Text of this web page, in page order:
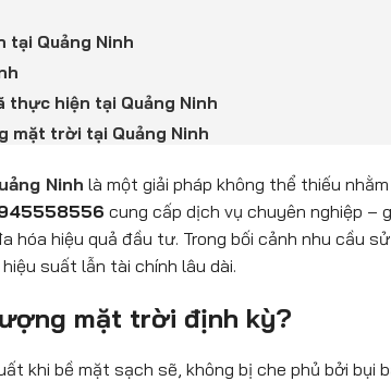
tại Quảng Ninh
thực hiện tại Quảng Ninh
mặt trời tại Quảng Ninh
Ninh là một giải pháp không thể thiếu
cung cấp dịch vụ chuyên nghiệp –
hóa hiệu quả đầu tư. Trong bối cảnh nhu cầu
suất lẫn tài chính lâu dài.
mặt trời định kỳ?
khi bề mặt sạch sẽ, không bị che phủ bởi bụi